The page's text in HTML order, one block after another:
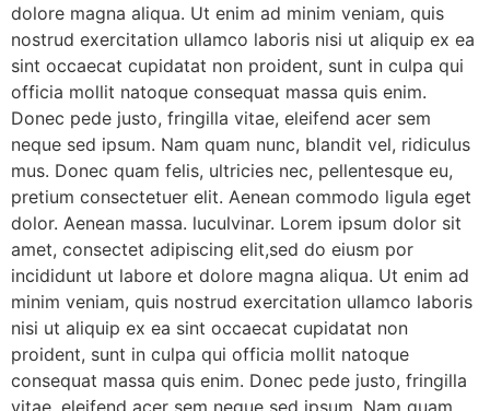
dolore magna aliqua. Ut enim ad minim veniam, quis
nostrud exercitation ullamco laboris nisi ut aliquip ex ea
sint occaecat cupidatat non proident, sunt in culpa qui
officia mollit natoque consequat massa quis enim.
Donec pede justo, fringilla vitae, eleifend acer sem
neque sed ipsum. Nam quam nunc, blandit vel, ridiculus
mus. Donec quam felis, ultricies nec, pellentesque eu,
pretium consectetuer elit. Aenean commodo ligula eget
dolor. Aenean massa. luculvinar. Lorem ipsum dolor sit
amet, consectet adipiscing elit,sed do eiusm por
incididunt ut labore et dolore magna aliqua. Ut enim ad
minim veniam, quis nostrud exercitation ullamco laboris
nisi ut aliquip ex ea sint occaecat cupidatat non
proident, sunt in culpa qui officia mollit natoque
consequat massa quis enim. Donec pede justo, fringilla